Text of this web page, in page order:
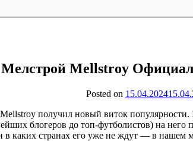
Мелстрой Mellstroy
Posted on 15.04.2024
получил новый виток
блогеров до топ-футболистов) на него
в каких странах его уже не ждут — в